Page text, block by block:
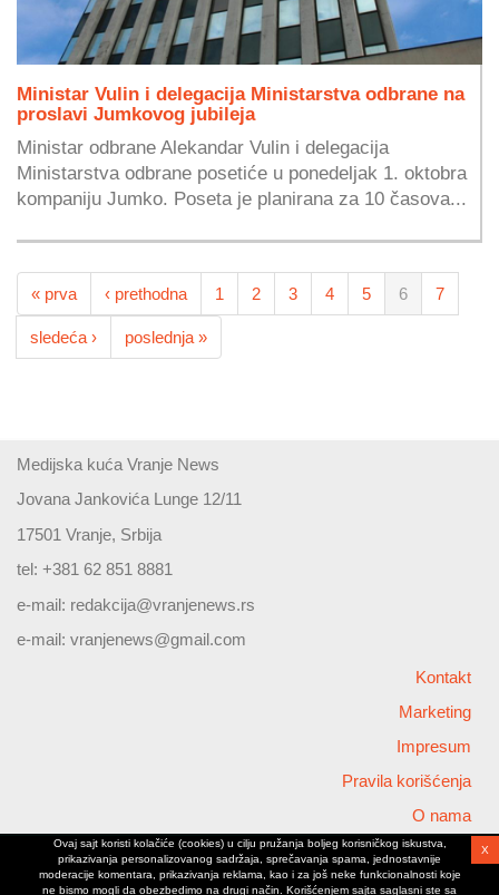
Ministar Vulin i delegacija Ministarstva odbrane na
proslavi Jumkovog jubileja
Ministar odbrane Alekandar Vulin i delegacija
Ministarstva odbrane posetiće u ponedeljak 1. oktobra
kompaniju Jumko. Poseta je planirana za 10 časova...
« prva ‹ prethodna 1 2 3 4 5 6 7
sledeća › poslednja »
Medijska kuća Vranje News
Jovana Jankovića Lunge 12/11
17501 Vranje, Srbija
tel: +381 62 851 8881
e-mail: redakcija@vranjenews.rs
e-mail: vranjenews@gmail.com
Kontakt
Marketing
Impresum
Pravila korišćenja
O nama
Copyright © 2026 Vranjenews
All rights reserved
www.vranjenews.rs
Ovaj sajt koristi kolačiće (cookies) u cilju pružanja boljeg korisničkog iskustva,
prikazivanja personalizovanog sadržaja, sprečavanja spama, jednostavnije
moderacije komentara, prikazivanja reklama, kao i za još neke funkcionalnosti koje
ne bismo mogli da obezbedimo na drugi način. Korišćenjem sajta saglasni ste sa
X